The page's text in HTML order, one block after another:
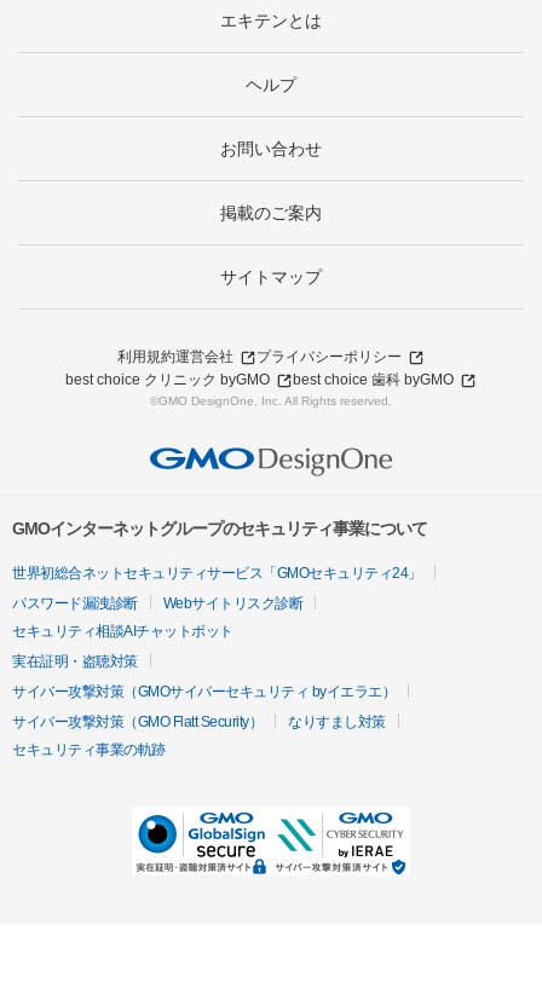
エキテンとは
ヘルプ
お問い合わせ
掲載のご案内
サイトマップ
利用規約運営会社
プライバシーポリシー
best choice クリニック byGMO
best choice 歯科 byGMO
©GMO DesignOne, Inc. All Rights reserved.
GMOインターネットグループのセキュリティ事業について
世界初総合ネットセキュリティサービス「GMOセキュリティ24」
パスワード漏洩診断
Webサイトリスク診断
セキュリティ相談AIチャットボット
実在証明・盗聴対策
サイバー攻撃対策（GMOサイバーセキュリティ byイエラエ）
サイバー攻撃対策（GMO Flatt Security）
なりすまし対策
セキュリティ事業の軌跡